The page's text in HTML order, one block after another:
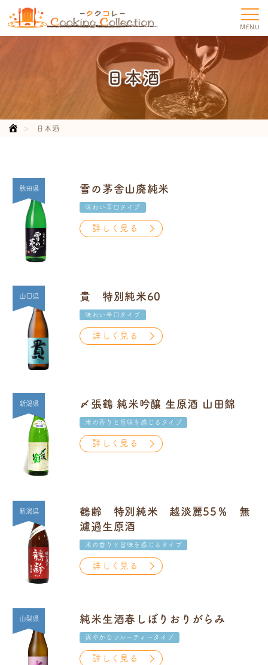
MENU
日本酒
日本酒
秋田県 雪の茅舎山廃純米
味わい辛口タイプ
詳しく見る
山口県 貴 特別純米60
味わい辛口タイプ
詳しく見る
新潟県 〆張鶴 純米吟醸 生原酒 山田錦
米の香りと旨味を感じるタイプ
詳しく見る
新潟県
鶴齢 特別純米 越淡麗55％ 無
濾過生原酒
米の香りと旨味を感じるタイプ
詳しく見る
山梨県 純米生酒春しぼりおりがらみ
爽やかなフルーティータイプ
詳しく見る